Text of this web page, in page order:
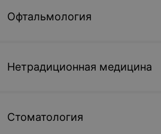
Офтальмология
Нетрадиционная медицина
Стоматология